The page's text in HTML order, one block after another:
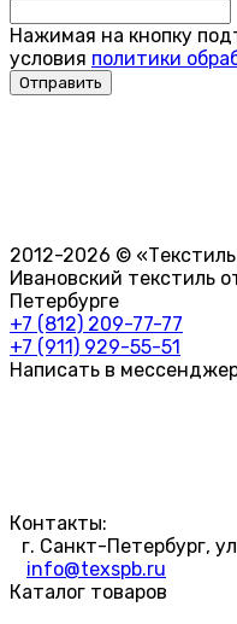
Нажимая на кнопку
условия политики
2012-2026 ©
Ивановский текстиль
Петербурге
+7 (812) 209-77-77
+7 (911) 929-55-51
Написать в
Контакты:
г. Санкт-Петербург,
info@texspb.ru
Каталог товаров